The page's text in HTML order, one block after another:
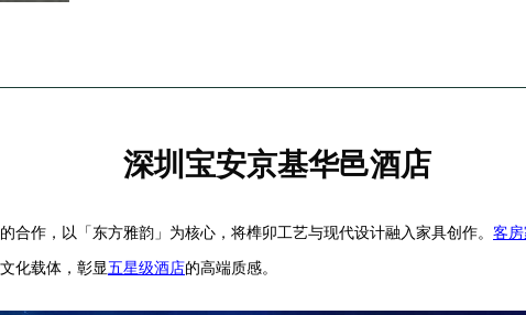
深圳宝安京基华邑酒店
合作，以「东方雅韵」为核心，将榫卯工艺与现代设计融入家具创作。 客
化载体，彰显五星级酒店的高端质感。